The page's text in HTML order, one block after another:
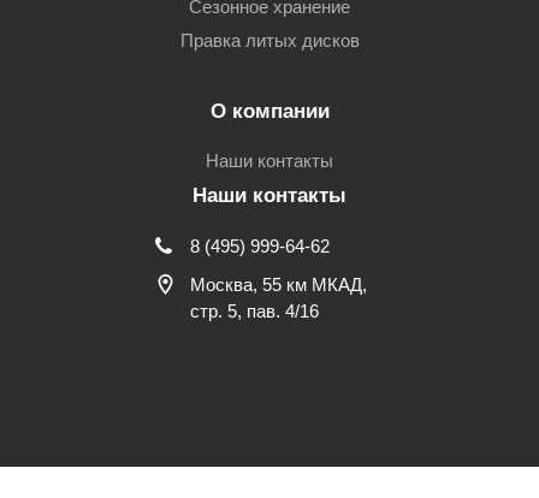
Сезонное хранение
Правка литых дисков
О компании
Наши контакты
Наши контакты
8 (495) 999-64-62
Москва, 55 км МКАД,
стр. 5, пав. 4/16